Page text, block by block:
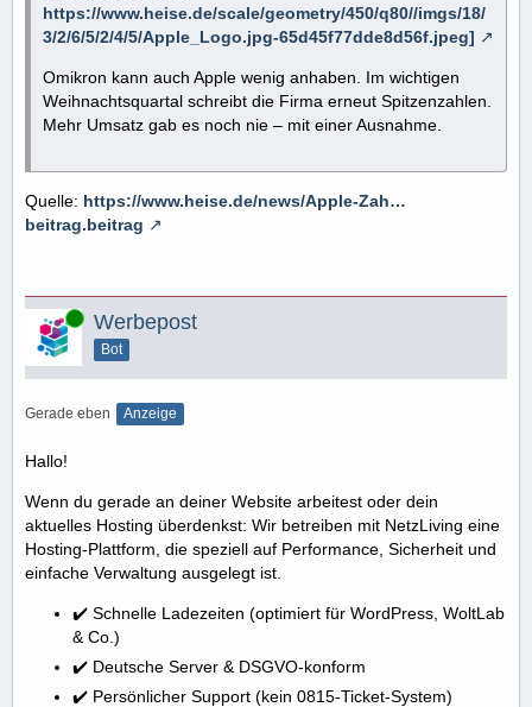
https://www.heise.de/scale/geometry/450/q80//imgs/18/
3/2/6/5/2/4/5/Apple_Logo.jpg-65d45f77dde8d56f.jpeg]
Omikron kann auch Apple wenig anhaben. Im wichtigen
Weihnachtsquartal schreibt die Firma erneut Spitzenzahlen.
Mehr Umsatz gab es noch nie – mit einer Ausnahme.
Quelle: https://www.heise.de/news/Apple-Zah…
beitrag.beitrag
Online Werbepost
Bot
Gerade eben Anzeige
Hallo!
Wenn du gerade an deiner Website arbeitest oder dein
aktuelles Hosting überdenkst: Wir betreiben mit NetzLiving eine
Hosting-Plattform, die speziell auf Performance, Sicherheit und
einfache Verwaltung ausgelegt ist.
✔️ Schnelle Ladezeiten (optimiert für WordPress, WoltLab
& Co.)
✔️ Deutsche Server & DSGVO-konform
✔️ Persönlicher Support (kein 0815-Ticket-System)